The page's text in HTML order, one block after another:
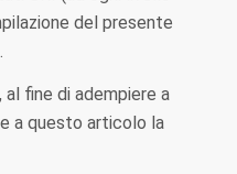
del presente
fine di adempiere a
a questo articolo la